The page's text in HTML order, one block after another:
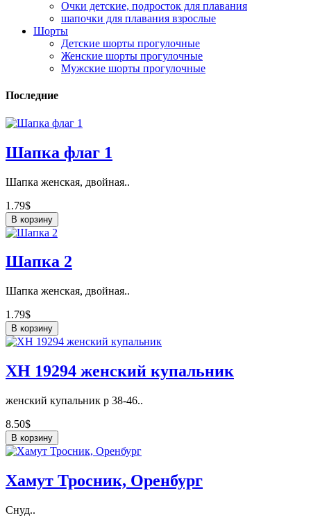
Очки детские, подросток для плавания
шапочки для плавания взрослые
Шорты
Детские шорты прогулочные
Женские шорты прогулочные
Мужские шорты прогулочные
Последние
Шапка флаг 1
Шапка женская, двойная..
1.79$
В корзину
Шапка 2
Шапка женская, двойная..
1.79$
В корзину
ХН 19294 женский купальник
женский купальник р 38-46..
8.50$
В корзину
Хамут Тросник, Оренбург
Снуд..